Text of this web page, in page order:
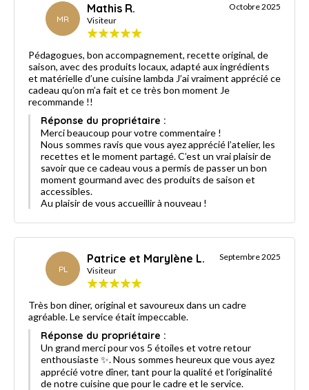
MR
Mathis R.
Visiteur
Octobre 2025
Pédagogues, bon accompagnement, recette original, de
saison, avec des produits locaux, adapté aux ingrédients
et matérielle d’une cuisine lambda J’ai vraiment apprécié ce
cadeau qu’on m’a fait et ce très bon moment Je
recommande !!
Réponse du propriétaire :
Merci beaucoup pour votre commentaire !
Nous sommes ravis que vous ayez apprécié l’atelier, les
recettes et le moment partagé. C’est un vrai plaisir de
savoir que ce cadeau vous a permis de passer un bon
moment gourmand avec des produits de saison et
accessibles.
Au plaisir de vous accueillir à nouveau !
PL
Patrice et Marylène L.
Visiteur
Septembre 2025
Très bon diner, original et savoureux dans un cadre
agréable. Le service était impeccable.
Réponse du propriétaire :
Un grand merci pour vos 5 étoiles et votre retour
enthousiaste ✨. Nous sommes heureux que vous ayez
apprécié votre dîner, tant pour la qualité et l’originalité
de notre cuisine que pour le cadre et le service.